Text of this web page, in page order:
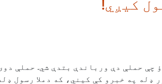
کیږي!
چې حملې دې ورباندې بتدې شي. حملې
ډله په خبرو کې کیني، که دملا رسول